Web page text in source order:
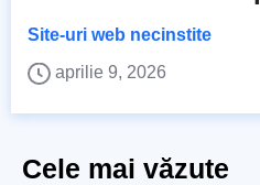
Site-uri web necinstite
aprilie 9, 2026
Cele mai văzute